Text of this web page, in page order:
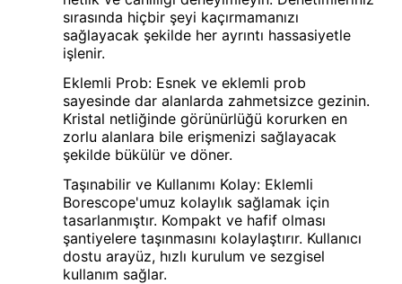
sırasında hiçbir şeyi kaçırmamanızı
sağlayacak şekilde her ayrıntı hassasiyetle
işlenir.
Eklemli Prob: Esnek ve eklemli prob
sayesinde dar alanlarda zahmetsizce gezinin.
Kristal netliğinde görünürlüğü korurken en
zorlu alanlara bile erişmenizi sağlayacak
şekilde bükülür ve döner.
Taşınabilir ve Kullanımı Kolay: Eklemli
Borescope'umuz kolaylık sağlamak için
tasarlanmıştır. Kompakt ve hafif olması
şantiyelere taşınmasını kolaylaştırır. Kullanıcı
dostu arayüz, hızlı kurulum ve sezgisel
kullanım sağlar.